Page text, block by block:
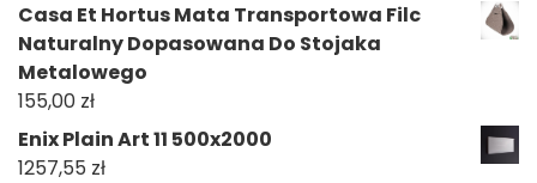
Casa Et Hortus Mata Transportowa Filc
Naturalny Dopasowana Do Stojaka
Metalowego
155,00 zł
Enix Plain Art 11 500x2000
1257,55 zł